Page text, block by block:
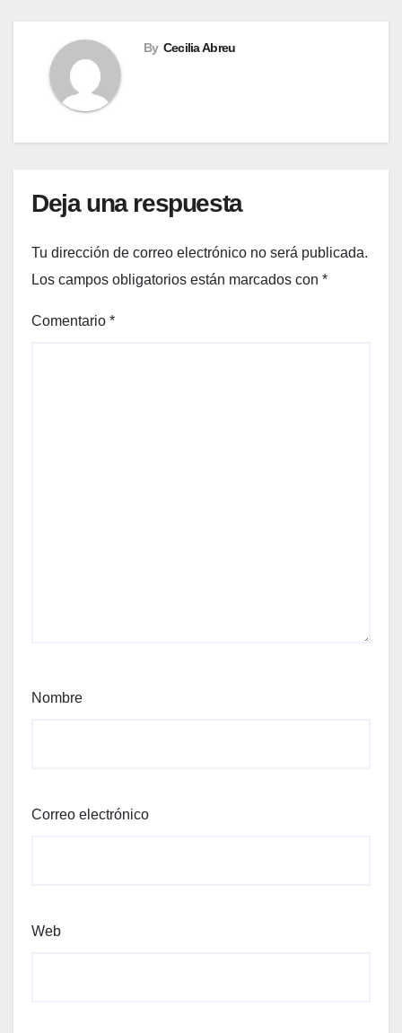
By Cecilia Abreu
Deja una respuesta
Tu dirección de correo electrónico no será publicada.
Los campos obligatorios están marcados con *
Comentario *
Nombre
Correo electrónico
Web